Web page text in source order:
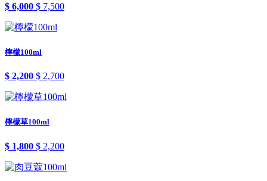
$ 6,000 $ 7,500
檸檬100ml
$ 2,200 $ 2,700
檸檬草100ml
$ 1,800 $ 2,200